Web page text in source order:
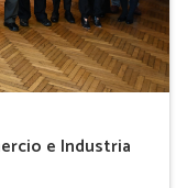
e Industria